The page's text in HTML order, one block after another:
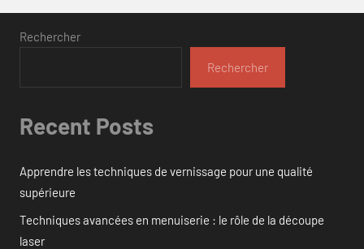
Rechercher
Rechercher
Recent Posts
Apprendre les techniques de vernissage pour une qualité
supérieure
Techniques avancées en menuiserie : le rôle de la découpe
laser